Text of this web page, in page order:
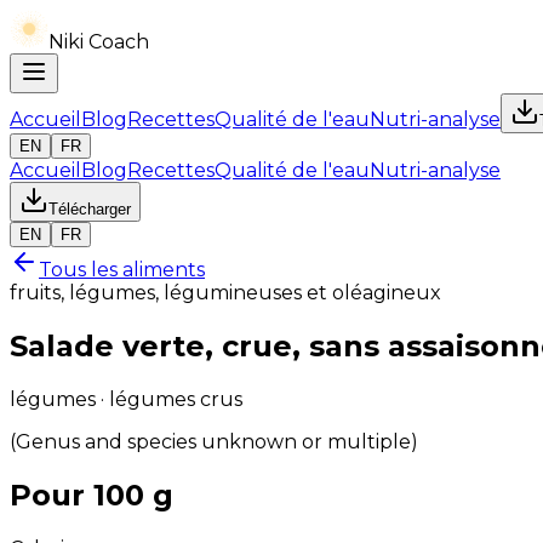
Niki Coach
Accueil BlogRecettesQualité de l'eauNutri-analyse
EN
FR
Accueil BlogRecettesQualité de l'eauNutri-analyse
Télécharger
EN
FR
Tous les aliments
fruits, légumes, légumineuses et oléagineux
Salade verte, crue, sans
légumes · légumes crus
(Genus and species unknown or multiple)
Pour 100 g